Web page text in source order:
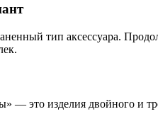
тип аксессуара.
— это изделия двойного и